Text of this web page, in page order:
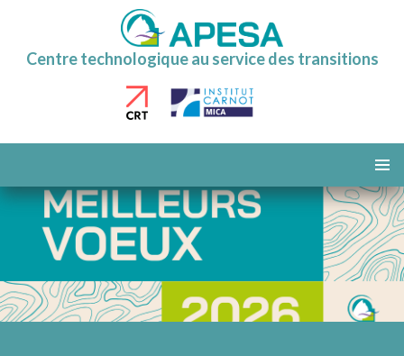
Centre technologique au service des transitions
MENU
CONTENU